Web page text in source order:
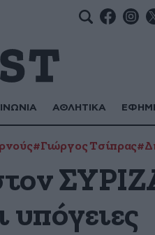
ΑΘΛΗΤΙΚΑ
#Γιώργος Τσίπρας
υπόγειες